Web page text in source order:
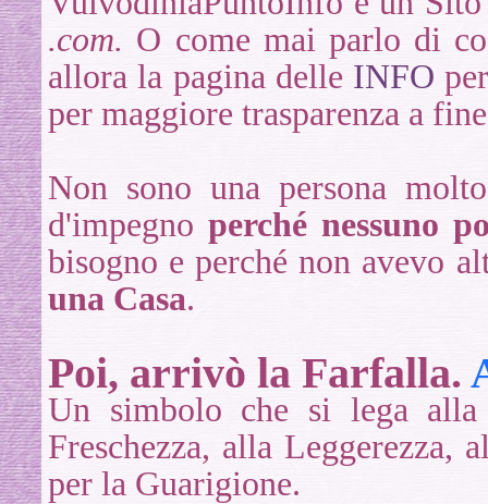
.com. O come mai parlo di
allora la pagina delle INFO
per maggiore trasparenza a
Non sono una persona
d'impegnoperché nessuno
bisogno e perché non avevo
una Casa.
Poi, arrivò la Farfalla.
Un simbolo che si lega
Freschezza, alla Leggerezza,
per la Guarigione.